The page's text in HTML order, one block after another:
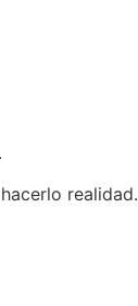
realidad.